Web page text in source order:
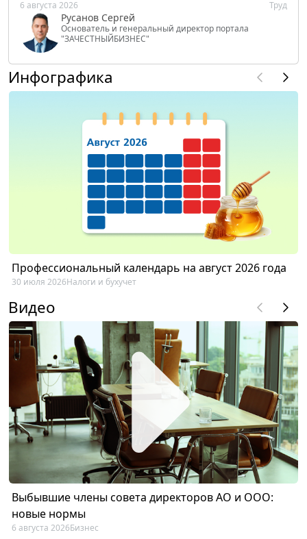
6 августа 2026 Труд
Русанов Сергей
Основатель и генеральный директор портала
"ЗАЧЕСТНЫЙБИЗНЕС"
Инфографика
Профессиональный календарь на август 2026 года
30 июля 2026Налоги и бухучет
Видео
Выбывшие члены совета директоров АО и ООО:
новые нормы
6 августа 2026Бизнес